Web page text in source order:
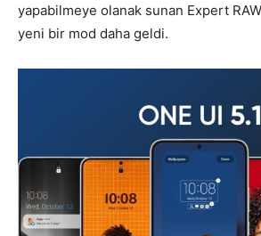
yapabilmeye olanak sunan Expert
yeni bir mod daha geldi.